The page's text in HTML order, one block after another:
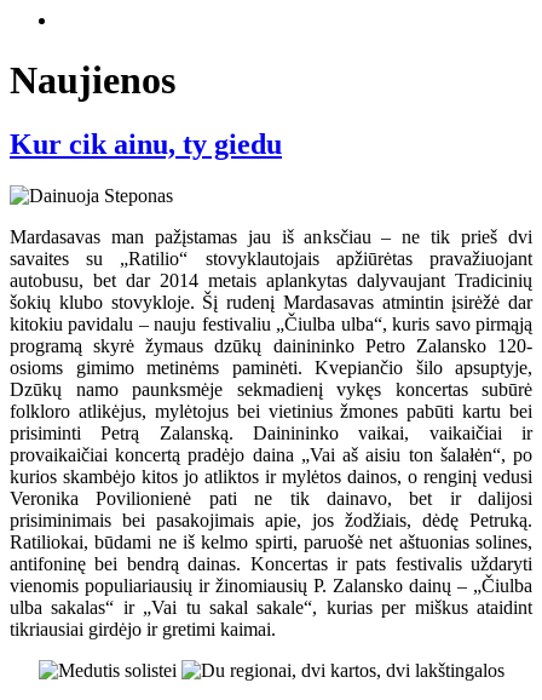
Naujienos
Kur cik ainu, ty giedu
Mardasavas man pažįstamas jau iš anksčiau – ne tik prieš dvi
savaites su „Ratilio“ stovyklautojais apžiūrėtas pravažiuojant
autobusu, bet dar 2014 metais aplankytas dalyvaujant Tradicinių
šokių klubo stovykloje. Šį rudenį Mardasavas atmintin įsirėžė dar
kitokiu pavidalu – nauju festivaliu „Čiulba ulba“, kuris savo pirmąją
programą skyrė žymaus dzūkų dainininko Petro Zalansko 120-
osioms gimimo metinėms paminėti. Kvepiančio šilo apsuptyje,
Dzūkų namo paunksmėje sekmadienį vykęs koncertas subūrė
folkloro atlikėjus, mylėtojus bei vietinius žmones pabūti kartu bei
prisiminti Petrą Zalanską. Dainininko vaikai, vaikaičiai ir
provaikaičiai koncertą pradėjo daina „Vai aš aisiu ton šalałėn“, po
kurios skambėjo kitos jo atliktos ir mylėtos dainos, o renginį vedusi
Veronika Povilionienė pati ne tik dainavo, bet ir dalijosi
prisiminimais bei pasakojimais apie, jos žodžiais, dėdę Petruką.
Ratiliokai, būdami ne iš kelmo spirti, paruošė net aštuonias solines,
antifoninę bei bendrą dainas. Koncertas ir pats festivalis uždaryti
vienomis populiariausių ir žinomiausių P. Zalansko dainų – „Čiulba
ulba sakalas“ ir „Vai tu sakal sakale“, kurias per miškus ataidint
tikriausiai girdėjo ir gretimi kaimai.